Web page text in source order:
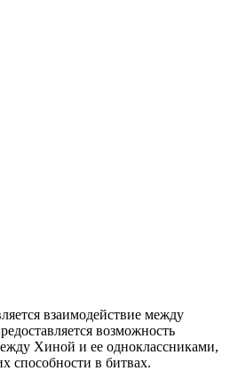
взаимодействие между
возможность
Хиной и ее одноклассниками,
способности в битвах.